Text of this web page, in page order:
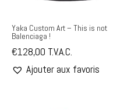
Yaka Custom Art – This is not
Balenciaga !
€128,00 T.V.A.C.
Ajouter aux favoris